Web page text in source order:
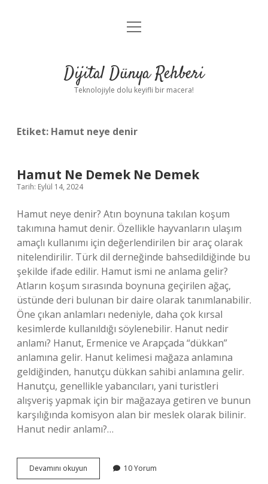
Anasayfa
Yasal Uyarı
menüyü
Dijital Dünya Rehberi
Teknolojiyle dolu keyifli bir macera!
Etiket: Hamut neye denir
Hamut Ne Demek Ne Demek
Tarih: Eylül 14, 2024
Hamut neye denir? Atın boynuna takılan koşum
takımına hamut denir. Özellikle hayvanların ulaşım
amaçlı kullanımı için değerlendirilen bir araç olarak
nitelendirilir. Türk dil derneğinde bahsedildiğinde bu
şekilde ifade edilir. Hamut ismi ne anlama gelir?
Atların koşum sırasında boynuna geçirilen ağaç,
üstünde deri bulunan bir daire olarak tanımlanabilir.
Öne çıkan anlamları nedeniyle, daha çok kırsal
kesimlerde kullanıldığı söylenebilir. Hanut nedir
anlamı? Hanut, Ermenice ve Arapçada “dükkan”
anlamına gelir. Hanut kelimesi mağaza anlamına
geldiğinden, hanutçu dükkan sahibi anlamına gelir.
Hanutçu, genellikle yabancıları, yani turistleri
alışveriş yapmak için bir mağazaya getiren ve bunun
karşılığında komisyon alan bir meslek olarak bilinir.
Hanut nedir anlamı?…
Devamını okuyun
Ne
10 Yorum